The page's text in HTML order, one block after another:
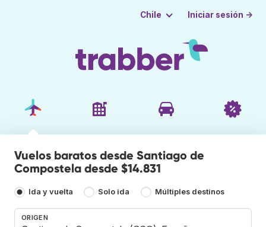
Chile Iniciar sesión →
Vuelos baratos desde Santiago de
Compostela desde $14.831
Ida y vuelta Solo ida Múltiples destinos
ORIGEN